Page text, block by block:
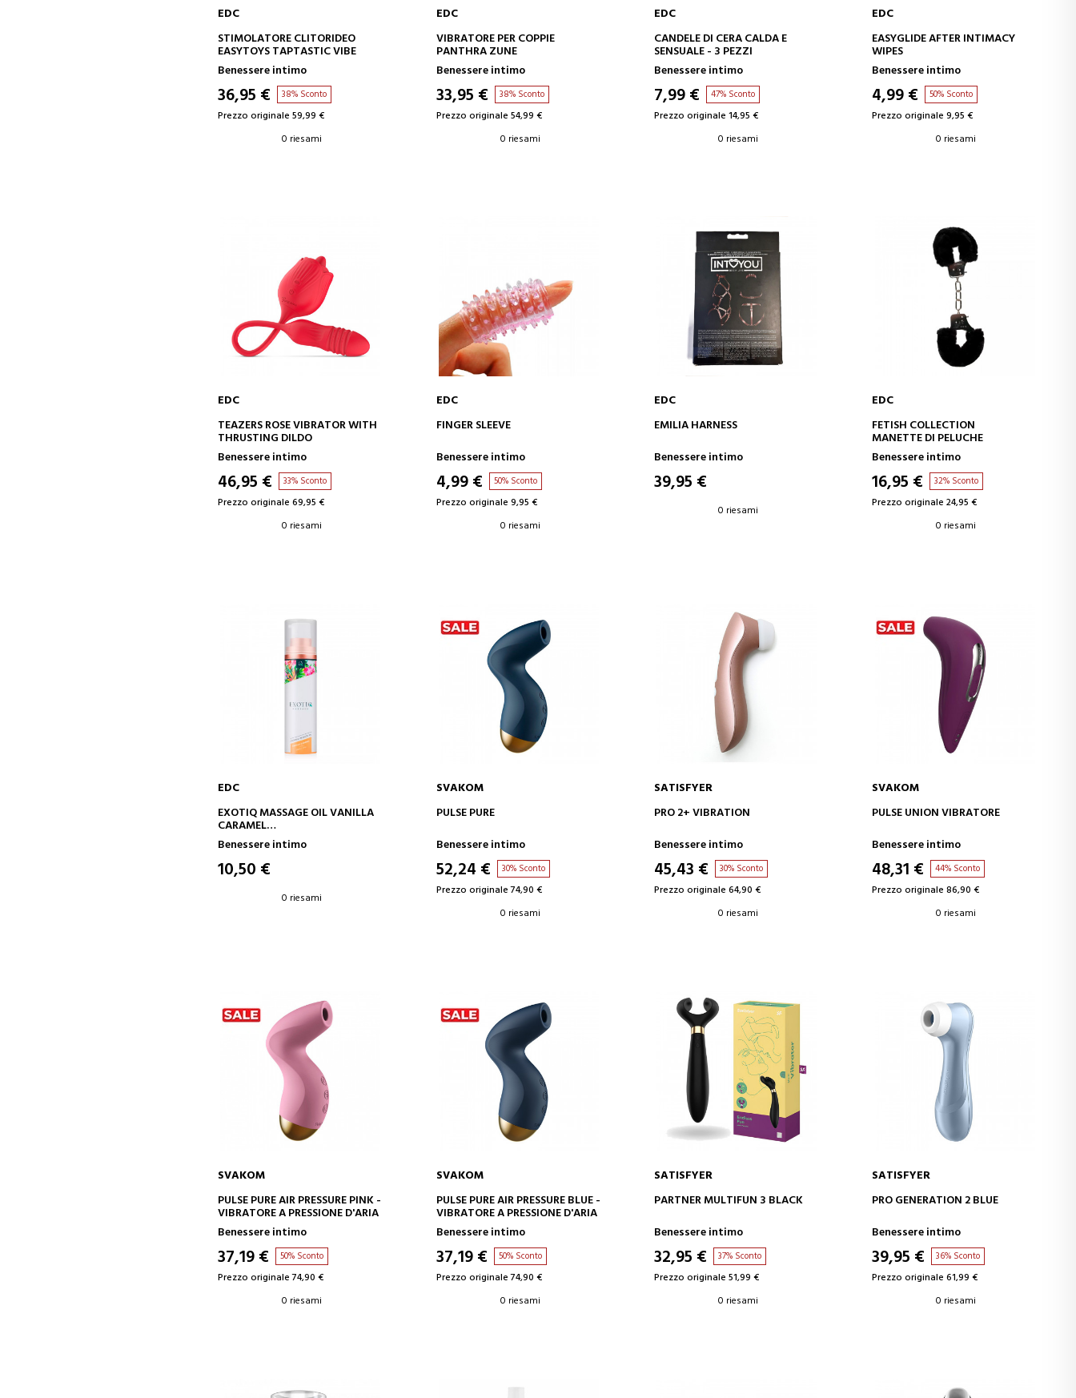
AGGIUNGI AL CARRELLO
EDC
STIMOLATORE CLITORIDEO
EASYTOYS TAPTASTIC VIBE
Benessere intimo
36,95 € 38% Sconto
Prezzo originale 59,99 €
0 riesami
AGGIUNGI AL CARRELLO
EDC
VIBRATORE PER COPPIE
PANTHRA ZUNE
Benessere intimo
33,95 € 38% Sconto
Prezzo originale 54,99 €
0 riesami
AGGIUNGI AL CARRELLO
EDC
CANDELE DI CERA CALDA E
SENSUALE - 3 PEZZI
Benessere intimo
7,99 € 47% Sconto
Prezzo originale 14,95 €
0 riesami
AGGIUNGI AL CARRELLO
EDC
EASYGLIDE AFTER INTIMACY
WIPES
Benessere intimo
4,99 € 50% Sconto
Prezzo originale 9,95 €
0 riesami
AGGIUNGI AL CARRELLO
EDC
TEAZERS ROSE VIBRATOR WITH
THRUSTING DILDO
Benessere intimo
46,95 € 33% Sconto
Prezzo originale 69,95 €
0 riesami
AGGIUNGI AL CARRELLO
EDC
FINGER SLEEVE
Benessere intimo
4,99 € 50% Sconto
Prezzo originale 9,95 €
0 riesami
AGGIUNGI AL CARRELLO
EDC
EMILIA HARNESS
Benessere intimo
39,95 €
0 riesami
AGGIUNGI AL CARRELLO
EDC
FETISH COLLECTION
MANETTE DI PELUCHE
Benessere intimo
16,95 € 32% Sconto
Prezzo originale 24,95 €
0 riesami
AGGIUNGI AL CARRELLO
EDC
EXOTIQ MASSAGE OIL VANILLA
CARAMEL
OLIO CORPO AROMATICO
Benessere intimo
10,50 €
0 riesami
AGGIUNGI AL CARRELLO
SVAKOM
PULSE PURE
Benessere intimo
52,24 € 30% Sconto
Prezzo originale 74,90 €
0 riesami
AGGIUNGI AL CARRELLO
SATISFYER
PRO 2+ VIBRATION
Benessere intimo
45,43 € 30% Sconto
Prezzo originale 64,90 €
0 riesami
AGGIUNGI AL CARRELLO
SVAKOM
PULSE UNION VIBRATORE
Benessere intimo
48,31 € 44% Sconto
Prezzo originale 86,90 €
0 riesami
AGGIUNGI AL CARRELLO
SVAKOM
PULSE PURE AIR PRESSURE PINK -
VIBRATORE A PRESSIONE D'ARIA
Benessere intimo
37,19 € 50% Sconto
Prezzo originale 74,90 €
0 riesami
AGGIUNGI AL CARRELLO
SVAKOM
PULSE PURE AIR PRESSURE BLUE -
VIBRATORE A PRESSIONE D'ARIA
Benessere intimo
37,19 € 50% Sconto
Prezzo originale 74,90 €
0 riesami
AGGIUNGI AL CARRELLO
SATISFYER
PARTNER MULTIFUN 3 BLACK
Benessere intimo
32,95 € 37% Sconto
Prezzo originale 51,99 €
0 riesami
AGGIUNGI AL CARRELLO
SATISFYER
PRO GENERATION 2 BLUE
Benessere intimo
39,95 € 36% Sconto
Prezzo originale 61,99 €
0 riesami